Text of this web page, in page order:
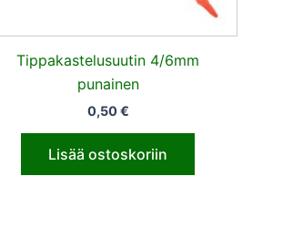
Tippakastelusuutin 4/6mm
punainen
0,50€
Lisää ostoskoriin